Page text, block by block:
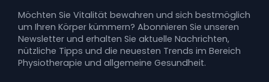
Möchten Sie Vitalität bewahren und sich bestmöglich
um Ihren Körper kümmern? Abonnieren Sie unseren
Newsletter und erhalten Sie aktuelle Nachrichten,
nützliche Tipps und die neuesten Trends im Bereich
Physiotherapie und allgemeine Gesundheit.